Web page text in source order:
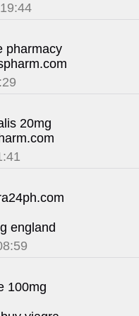
pharmacy
20mg
england
100mg